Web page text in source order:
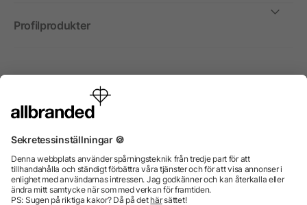
Profilprodukter
Internationellt